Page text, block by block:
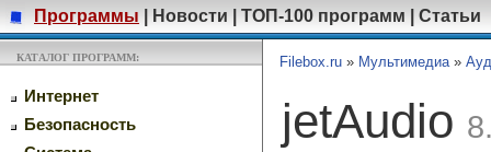
Программы Новости ТОП-100 программ Статьи
КАТАЛОГ ПРОГРАММ:
Интернет
Безопасность
Filebox.ru » Мультимедиа»
jetAudio